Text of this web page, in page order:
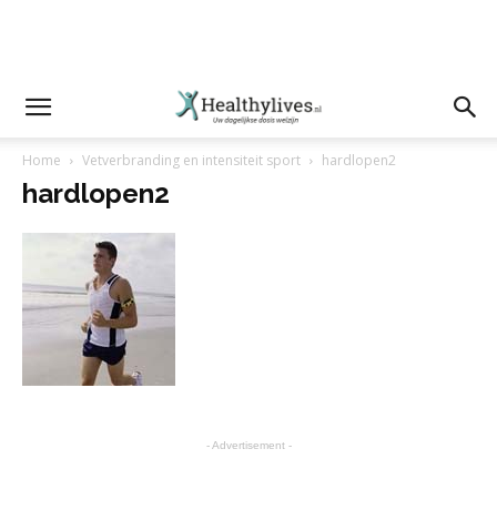
Home Vetverbranding en intensiteit sport hardlopen2
hardlopen2
- Advertisement -